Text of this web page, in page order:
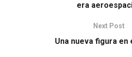
era
Next Post
Una nueva figura en